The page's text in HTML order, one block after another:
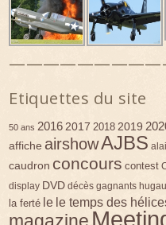
Etiquettes du site
50 ans 2016 2017 2018 2019
affiche airshowAJBS
caudron concours contest
display DVD décès gagnants
la ferté le le temps des
magazine